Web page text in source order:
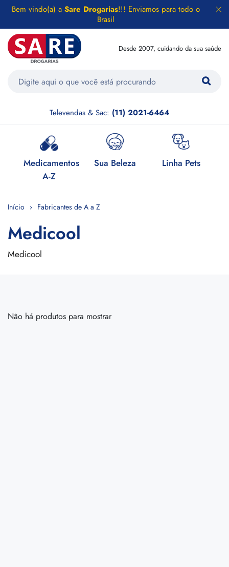
Bem vindo(a) a Sare Drogarias!!! Enviamos para todo o
Brasil
Desde 2007, cuidando da sua saúde
Televendas & Sac: (11) 2021-6464
Medicamentos
A-Z
Sua Beleza Linha Pets
Início Fabricantes de A a Z
Medicool
Medicool
Não há produtos para mostrar